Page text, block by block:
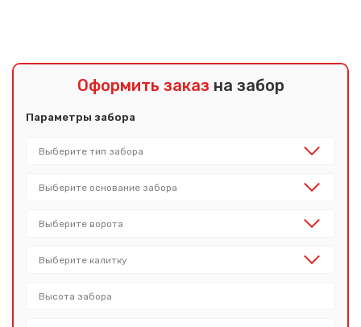
Оформить заказ на забор
Параметры забора